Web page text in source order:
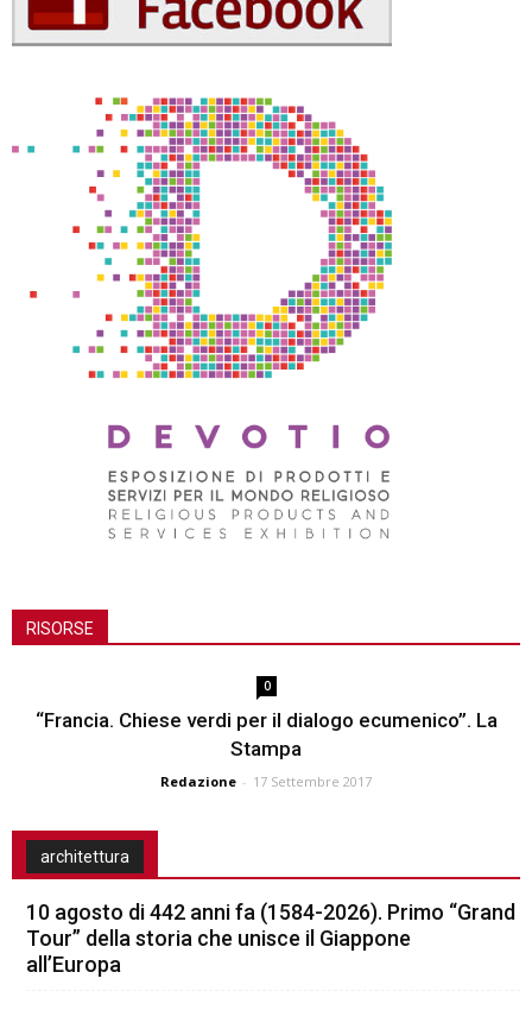
RISORSE
0
“Francia. Chiese verdi per il dialogo ecumenico”. La
Stampa
Redazione - 17 Settembre 2017
architettura
10 agosto di 442 anni fa (1584-2026). Primo “Grand
Tour” della storia che unisce il Giappone
all’Europa